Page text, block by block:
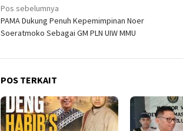
Navigasi
pos
Pos sebelumnya
PAMA Dukung Penuh Kepemimpinan Noer
Soeratmoko Sebagai GM PLN UIW MMU
POS TERKAIT